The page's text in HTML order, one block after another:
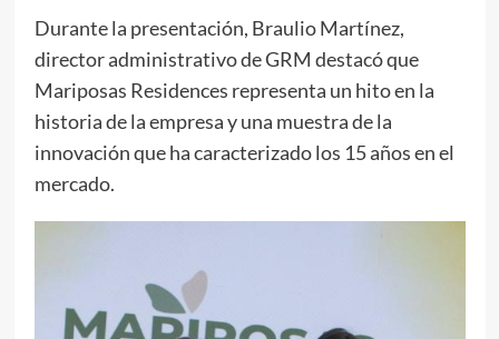
Durante la presentación, Braulio Martínez,
director administrativo de GRM destacó que
Mariposas Residences representa un hito en la
historia de la empresa y una muestra de la
innovación que ha caracterizado los 15 años en el
mercado.